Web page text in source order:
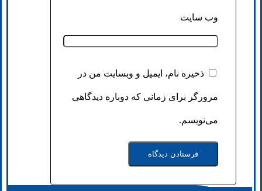
وب‌ سایت
ذخیره نام، ایمیل و وبسایت من در
مرورگر برای زمانی که دوباره دیدگاهی
می‌نویسم.